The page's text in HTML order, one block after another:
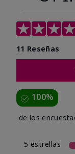
11 Reseñas
100%
de los
5 estrellas